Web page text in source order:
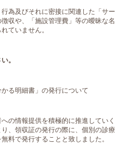
為及びそれに密接に関連した「サー
収や、「施設管理費」等の曖昧な名
ていません。
。
る明細書」の発行について
の情報提供を積極的に推進していく
、領収証の発行の際に、個別の診療
料で発行することと致しました。